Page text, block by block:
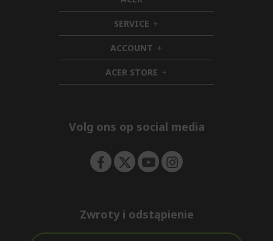
i
d
d
e
n
SERVICE h
i
d
d
e
n
ACCOUNT h
i
d
d
ACER STORE h
i
e
Volg ons op social media
Zwroty i odstąpienie